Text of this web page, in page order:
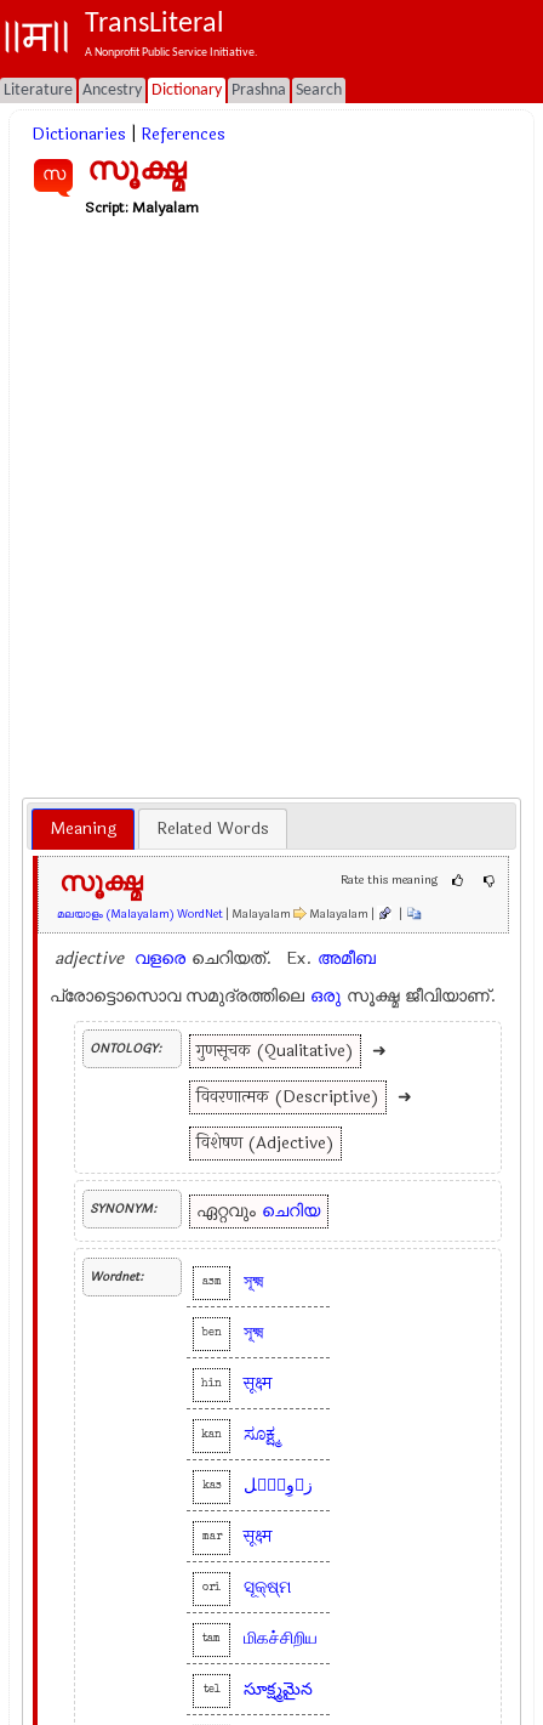
TransLiteral
A Nonprofit Public Service Initiative.
Literature Ancestry Dictionary Prashna Search
Dictionaries References
സ സൂക്ഷ്മ
Script:Malyalam
Meaning Related Words
Rate this meaning
സൂക്ഷ്മ
മലയാളം (Malayalam) WordNet | Malayalam Malayalam | |
adjective വളരെ ചെറിയത്. Ex. അമീബ
പ്രോട്ടൊസൊവ സമുദ്രത്തിലെ ഒരു സൂക്ഷ്മ ജീവിയാണ്.
ONTOLOGY: गुणसूचक (Qualitative)
➜
विवरणात्मक (Descriptive)
➜
विशेषण (Adjective)
SYNONYM: ഏറ്റവും ചെറിയ
Wordnet: asm সূক্ষ্ম
ben সূক্ষ্ম
hin सूक्ष्म
kan ಸೂಕ್ಷ್ಮ
kas زٲوِیُٛل
mar सूक्ष्म
ori ସୂକ୍ଷ୍ମ
tam மிகச்சிறிய
tel సూక్ష్మమైన